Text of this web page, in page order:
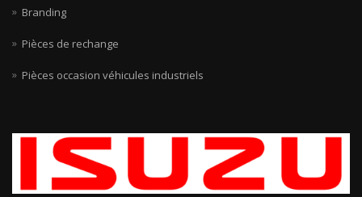
Branding
Pièces de rechange
Pièces occasion véhicules industriels